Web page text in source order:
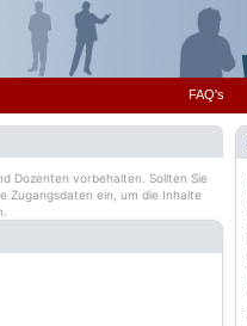
FAQ's
Dozenten vorbehalten. Sollten Sie
Zugangsdaten ein, um die Inhalte